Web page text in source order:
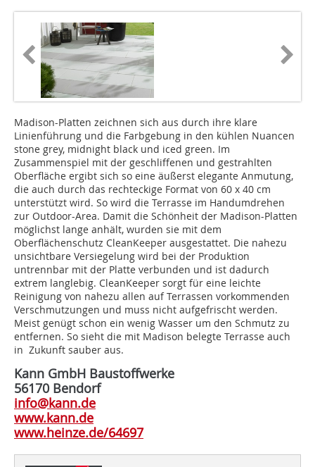
Madison-Platten zeichnen sich aus durch ihre klare
Linienführung und die Farbgebung in den kühlen Nuancen
stone grey, midnight black und iced green. Im
Zusammenspiel mit der geschliffenen und gestrahlten
Oberfläche ergibt sich so eine äußerst elegante Anmutung,
die auch durch das rechteckige Format von 60 x 40 cm
unterstützt wird. So wird die Terrasse im Handumdrehen
zur Outdoor-Area. Damit die Schönheit der Madison-Platten
möglichst lange anhält, wurden sie mit dem
Oberflächenschutz CleanKeeper ausgestattet. Die nahezu
unsichtbare Versiegelung wird bei der Produktion
untrennbar mit der Platte verbunden und ist dadurch
extrem langlebig. CleanKeeper sorgt für eine leichte
Reinigung von nahezu allen auf Terrassen vorkommenden
Verschmutzungen und muss nicht aufgefrischt werden.
Meist genügt schon ein wenig Wasser um den Schmutz zu
entfernen. So sieht die mit Madison belegte Terrasse auch
in Zukunft sauber aus.
Kann GmbH Baustoffwerke
56170 Bendorf
info@kann.de
www.kann.de
www.heinze.de/64697